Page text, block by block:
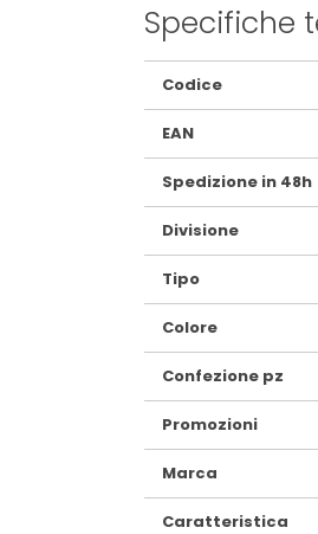
Specifiche
Maggiori
Informazioni
Codice
EAN
Spedizione in 48h
Divisione
Tipo
Colore
Confezione pz
Promozioni
Marca
Caratteristica